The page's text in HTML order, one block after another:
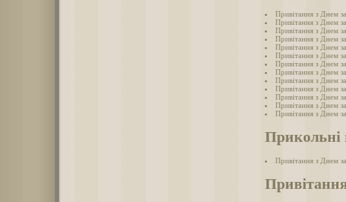
Привітання з Днем
Привітання з Днем
Привітання з Днем
Привітання з Днем
Привітання з Днем
Привітання з Днем
Привітання з Днем
Привітання з Днем
Привітання з Днем
Привітання з Днем
Привітання з Днем
Привітання з Днем
Привітання з Днем
Прикольні
Привітання з Днем